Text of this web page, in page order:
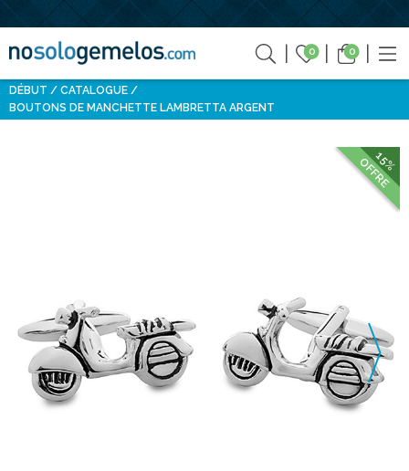
0 0
DÉBUT
CATALOGUE
BOUTONS DE MANCHETTE LAMBRETTA ARGENT
15%
OFFRE